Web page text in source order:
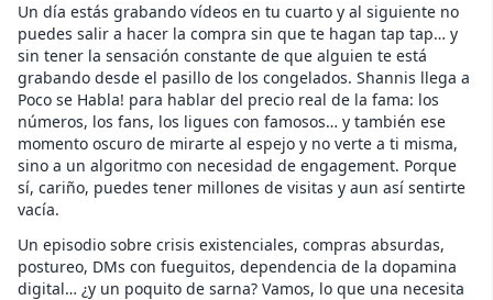
Un día estás grabando vídeos en tu cuarto y al siguiente no
puedes salir a hacer la compra sin que te hagan tap tap… y
sin tener la sensación constante de que alguien te está
grabando desde el pasillo de los congelados. Shannis llega a
Poco se Habla! para hablar del precio real de la fama: los
números, los fans, los ligues con famosos… y también ese
momento oscuro de mirarte al espejo y no verte a ti misma,
sino a un algoritmo con necesidad de engagement. Porque
sí, cariño, puedes tener millones de visitas y aun así sentirte
vacía.
Un episodio sobre crisis existenciales, compras absurdas,
postureo, DMs con fueguitos, dependencia de la dopamina
digital… ¿y un poquito de sarna? Vamos, lo que una necesita